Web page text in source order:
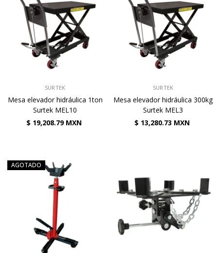
SURTEK
Mesa elevador hidráulica 1ton
Surtek MEL10
$ 19,208.79 MXN
SURTEK
Mesa elevador hidráulica 300kg
Surtek MEL3
$ 13,280.73 MXN
AGOTADO